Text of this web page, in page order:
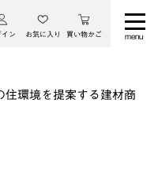
イン お気に入り 買い物かご
住環境を提案する建材商